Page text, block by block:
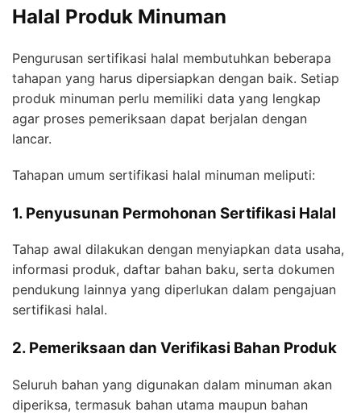
Halal Produk Minuman
Pengurusan sertifikasi halal membutuhkan beberapa
tahapan yang harus dipersiapkan dengan baik. Setiap
produk minuman perlu memiliki data yang lengkap
agar proses pemeriksaan dapat berjalan dengan
lancar.
Tahapan umum sertifikasi halal minuman meliputi:
1. Penyusunan Permohonan Sertifikasi Halal
Tahap awal dilakukan dengan menyiapkan data usaha,
informasi produk, daftar bahan baku, serta dokumen
pendukung lainnya yang diperlukan dalam pengajuan
sertifikasi halal.
2. Pemeriksaan dan Verifikasi Bahan Produk
Seluruh bahan yang digunakan dalam minuman akan
diperiksa, termasuk bahan utama maupun bahan